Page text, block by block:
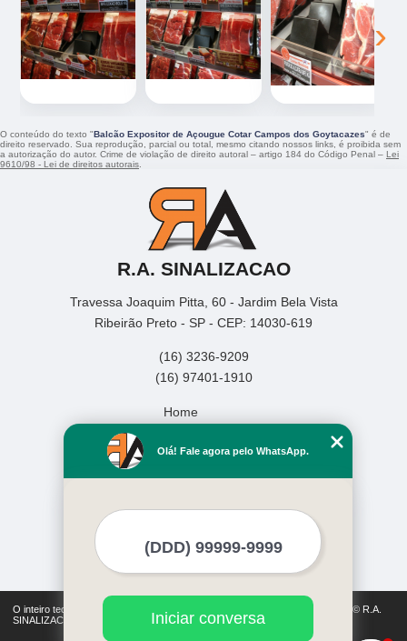
‹ ›
O conteúdo do texto "Balcão Expositor de Açougue Cotar Campos dos Goytacazes" é de
direito reservado. Sua reprodução, parcial ou total, mesmo citando nossos links, é proibida sem
a autorização do autor. Crime de violação de direito autoral – artigo 184 do Código Penal – Lei
9610/98 - Lei de direitos autorais
R.A. SINALIZACAO
Travessa Joaquim Pitta, 60 - Jardim Bela Vista
Ribeirão Preto - SP - CEP: 14030-619
(16) 3236-9209
(16) 97401-1910
Home
Missão
O inteiro teor deste site está sujeito à proteção de direitos autorais. Copyright© R.A.
SINALIZACAO (Lei 9610 de 19/02/1998)
Olá! Fale agora pelo WhatsApp.
Iniciar conversa